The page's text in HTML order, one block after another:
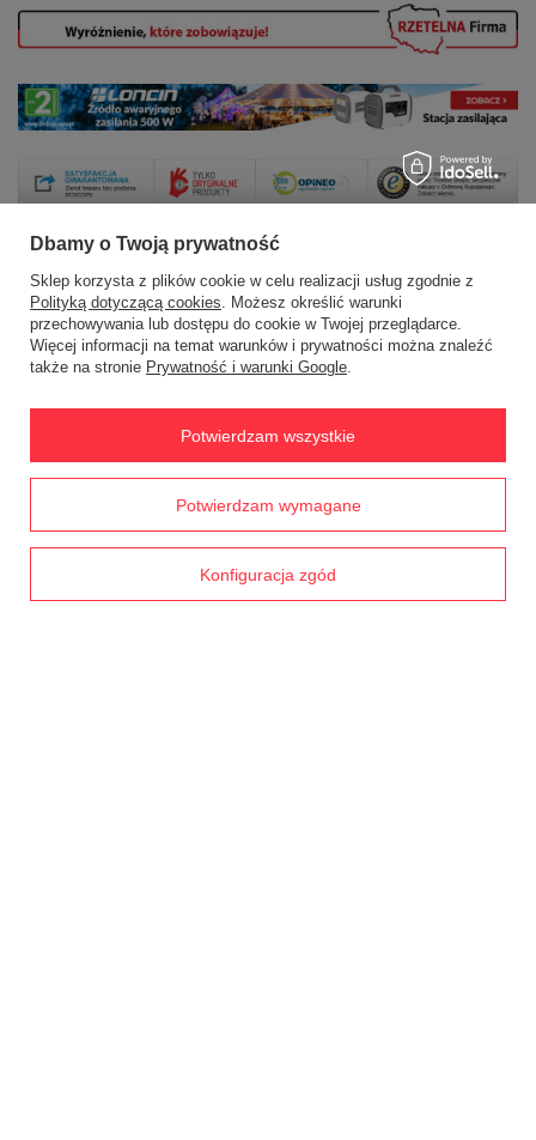
Zamówienia
Status zamówienia
Chcę zareklamować produkt
Chcę zwrócić produkt
Chcę wymienić towar
Kontakt
Dbamy o Twoją prywatność
Sklep korzysta z plików cookie w celu realizacji usług zgodnie z
Polityką dotyczącą cookies. Możesz określić warunki
przechowywania lub dostępu do cookie w Twojej przeglądarce.
Więcej informacji na temat warunków i prywatności można znaleźć
także na stronie Prywatność i warunki Google.
Potwierdzam wymagane
Konfiguracja zgód
Potwierdzam wszystkie